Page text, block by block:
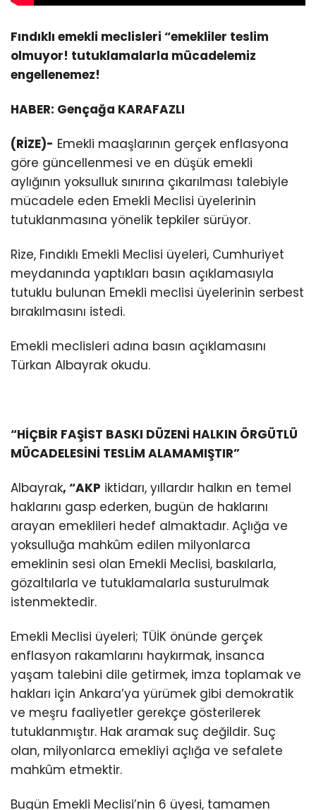
Fındıklı emekli meclisleri “emekliler teslim
olmuyor! tutuklamalarla mücadelemiz
engellenemez!
HABER: Gençağa KARAFAZLI
(RİZE)- Emekli maaşlarının gerçek enflasyona
göre güncellenmesi ve en düşük emekli
aylığının yoksulluk sınırına çıkarılması talebiyle
mücadele eden Emekli Meclisi üyelerinin
tutuklanmasına yönelik tepkiler sürüyor.
Rize, Fındıklı Emekli Meclisi üyeleri, Cumhuriyet
meydanında yaptıkları basın açıklamasıyla
tutuklu bulunan Emekli meclisi üyelerinin serbest
bırakılmasını istedi.
Emekli meclisleri adına basın açıklamasını
Türkan Albayrak okudu.
“HİÇBİR FAŞİST BASKI DÜZENİ HALKIN ÖRGÜTLÜ
MÜCADELESİNİ TESLİM ALAMAMIŞTIR”
Albayrak, “AKP iktidarı, yıllardır halkın en temel
haklarını gasp ederken, bugün de haklarını
arayan emeklileri hedef almaktadır. Açlığa ve
yoksulluğa mahkûm edilen milyonlarca
emeklinin sesi olan Emekli Meclisi, baskılarla,
gözaltılarla ve tutuklamalarla susturulmak
istenmektedir.
Emekli Meclisi üyeleri; TÜİK önünde gerçek
enflasyon rakamlarını haykırmak, insanca
yaşam talebini dile getirmek, imza toplamak ve
hakları için Ankara’ya yürümek gibi demokratik
ve meşru faaliyetler gerekçe gösterilerek
tutuklanmıştır. Hak aramak suç değildir. Suç
olan, milyonlarca emekliyi açlığa ve sefalete
mahkûm etmektir.
Bugün Emekli Meclisi’nin 6 üyesi, tamamen